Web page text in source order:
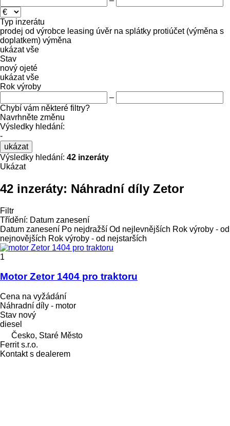
Typ inzerátu
prodej od výrobce leasing úvěr na splátky protiúčet (výměna s
doplatkem) výměna
ukázat vše
Stav
nový ojeté
ukázat vše
Rok výroby
–
Chybí vám některé filtry?
Navrhněte změnu
Výsledky hledání:
-
ukázat
Výsledky hledání: 42 inzeráty
Ukázat
42 inzeráty: Náhradní díly Zetor
Filtr
Třídění: Datum zanesení
Datum zanesení Po nejdražší Od nejlevnějších Rok výroby - od
nejnovějších Rok výroby - od nejstarších
1
Motor Zetor 1404 pro traktoru
Cena na vyžádání
Náhradní díly - motor
Stav nový
diesel
Česko, Staré Město
Ferrit s.r.o.
Kontakt s dealerem